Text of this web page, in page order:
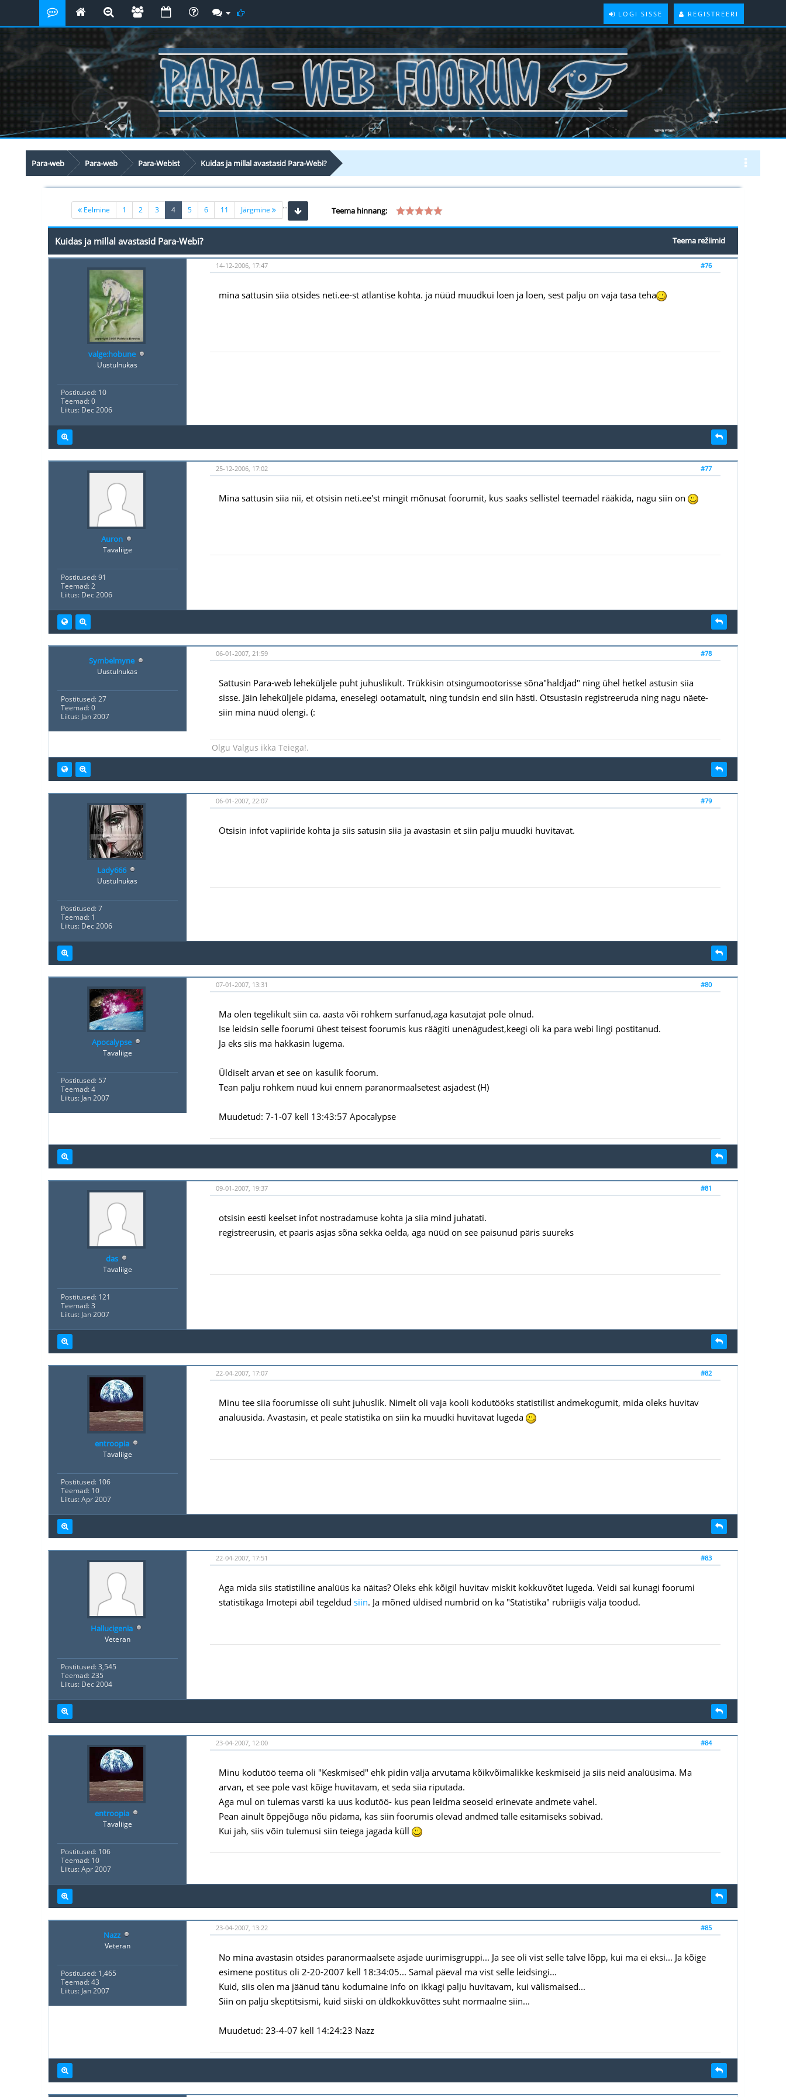
LOGI SISSE REGISTREERI
Para-web Para-web Para-Webist Kuidas ja millal avastasid Para-Webi?
Eelmine 1 2 3 4(current)
5 6 ...
11 Järgmine Teema hinnang:
Teema režiimid
Kuidas ja millal avastasid Para-Webi?
valge:hobune
Uustulnukas
Postitused: 10
Teemad: 0
Liitus: Dec 2006
#76
14-12-2006, 17:47
mina sattusin siia otsides neti.ee-st atlantise kohta. ja nüüd muudkui loen ja loen, sest palju on vaja tasa teha
Auron
Tavaliige
Postitused: 91
Teemad: 2
Liitus: Dec 2006
#77
25-12-2006, 17:02
Mina sattusin siia nii, et otsisin neti.ee'st mingit mõnusat foorumit, kus saaks sellistel teemadel rääkida, nagu siin on
Symbelmyne
Uustulnukas
Postitused: 27
Teemad: 0
Liitus: Jan 2007
#78
06-01-2007, 21:59
Sattusin Para-web leheküljele puht juhuslikult. Trükkisin otsingumootorisse sõna"haldjad" ning ühel hetkel astusin siia
sisse. Jäin leheküljele pidama, eneselegi ootamatult, ning tundsin end siin hästi. Otsustasin registreeruda ning nagu näete-
siin mina nüüd olengi. (:
Olgu Valgus ikka Teiega!.
Lady666
Uustulnukas
Postitused: 7
Teemad: 1
Liitus: Dec 2006
#79
06-01-2007, 22:07
Otsisin infot vapiiride kohta ja siis satusin siia ja avastasin et siin palju muudki huvitavat.
Apocalypse
Tavaliige
Postitused: 57
Teemad: 4
Liitus: Jan 2007
#80
07-01-2007, 13:31
Ma olen tegelikult siin ca. aasta või rohkem surfanud,aga kasutajat pole olnud.
Ise leidsin selle foorumi ühest teisest foorumis kus räägiti unenägudest,keegi oli ka para webi lingi postitanud.
Ja eks siis ma hakkasin lugema.
Üldiselt arvan et see on kasulik foorum.
Tean palju rohkem nüüd kui ennem paranormaalsetest asjadest (H)
Muudetud: 7-1-07 kell 13:43:57 Apocalypse
das
Tavaliige
Postitused: 121
Teemad: 3
Liitus: Jan 2007
#81
09-01-2007, 19:37
otsisin eesti keelset infot nostradamuse kohta ja siia mind juhatati.
registreerusin, et paaris asjas sõna sekka öelda, aga nüüd on see paisunud päris suureks
entroopia
Tavaliige
Postitused: 106
Teemad: 10
Liitus: Apr 2007
#82
22-04-2007, 17:07
Minu tee siia foorumisse oli suht juhuslik. Nimelt oli vaja kooli kodutööks statistilist andmekogumit, mida oleks huvitav
analüüsida. Avastasin, et peale statistika on siin ka muudki huvitavat lugeda
Hallucigenia
Veteran
Postitused: 3,545
Teemad: 235
Liitus: Dec 2004
#83
22-04-2007, 17:51
Aga mida siis statistiline analüüs ka näitas? Oleks ehk kõigil huvitav miskit kokkuvõtet lugeda. Veidi sai kunagi foorumi
statistikaga Imotepi abil tegeldud siin. Ja mõned üldised numbrid on ka "Statistika" rubriigis välja toodud.
entroopia
Tavaliige
Postitused: 106
Teemad: 10
Liitus: Apr 2007
#84
23-04-2007, 12:00
Minu kodutöö teema oli "Keskmised" ehk pidin välja arvutama kõikvõimalikke keskmiseid ja siis neid analüüsima. Ma
arvan, et see pole vast kõige huvitavam, et seda siia riputada.
Aga mul on tulemas varsti ka uus kodutöö- kus pean leidma seoseid erinevate andmete vahel.
Pean ainult õppejõuga nõu pidama, kas siin foorumis olevad andmed talle esitamiseks sobivad.
Kui jah, siis võin tulemusi siin teiega jagada küll
Nazz
Veteran
Postitused: 1,465
Teemad: 43
Liitus: Jan 2007
#85
23-04-2007, 13:22
No mina avastasin otsides paranormaalsete asjade uurimisgruppi... Ja see oli vist selle talve lõpp, kui ma ei eksi... Ja kõige
esimene postitus oli 2-20-2007 kell 18:34:05... Samal päeval ma vist selle leidsingi...
Kuid, siis olen ma jäänud tänu kodumaine info on ikkagi palju huvitavam, kui välismaised...
Siin on palju skeptitsismi, kuid siiski on üldkokkuvõttes suht normaalne siin...
Muudetud: 23-4-07 kell 14:24:23 Nazz